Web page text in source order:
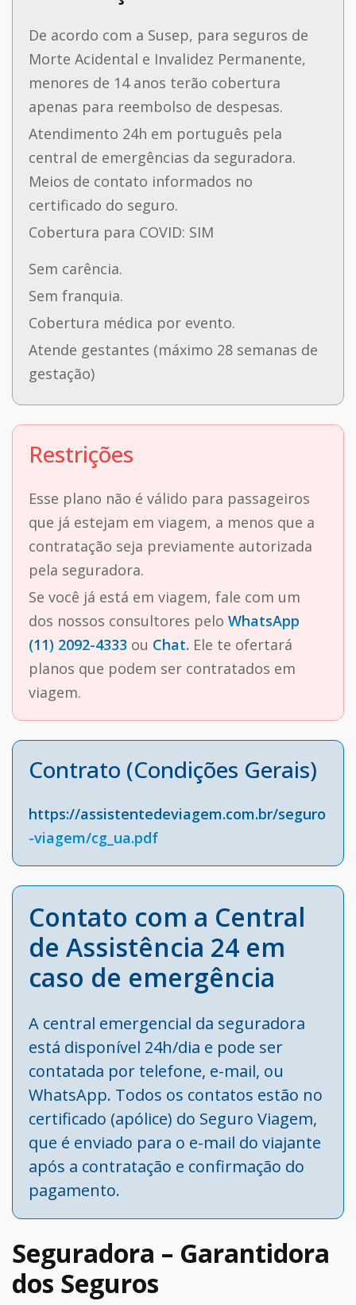
De acordo com a Susep, para seguros de
Morte Acidental e Invalidez Permanente,
menores de 14 anos terão cobertura
apenas para reembolso de despesas.
Atendimento 24h em português pela
central de emergências da seguradora.
Meios de contato informados no
certificado do seguro.
Cobertura para COVID: SIM
Sem carência.
Sem franquia.
Cobertura médica por evento.
Atende gestantes (máximo 28 semanas de
gestação)
Restrições
Esse plano não é válido para passageiros
que já estejam em viagem, a menos que a
contratação seja previamente autorizada
pela seguradora.
Se você já está em viagem, fale com um
dos nossos consultores pelo WhatsApp
(11) 2092-4333 ou Chat. Ele te ofertará
planos que podem ser contratados em
viagem.
Contrato (Condições Gerais)
https://assistentedeviagem.com.br/seguro
-viagem/cg_ua.pdf
Contato com a Central
de Assistência 24 em
caso de emergência
A central emergencial da seguradora
está disponível 24h/dia e pode ser
contatada por telefone, e-mail, ou
WhatsApp. Todos os contatos estão no
certificado (apólice) do Seguro Viagem,
que é enviado para o e-mail do viajante
após a contratação e confirmação do
pagamento.
Seguradora – Garantidora
dos Seguros